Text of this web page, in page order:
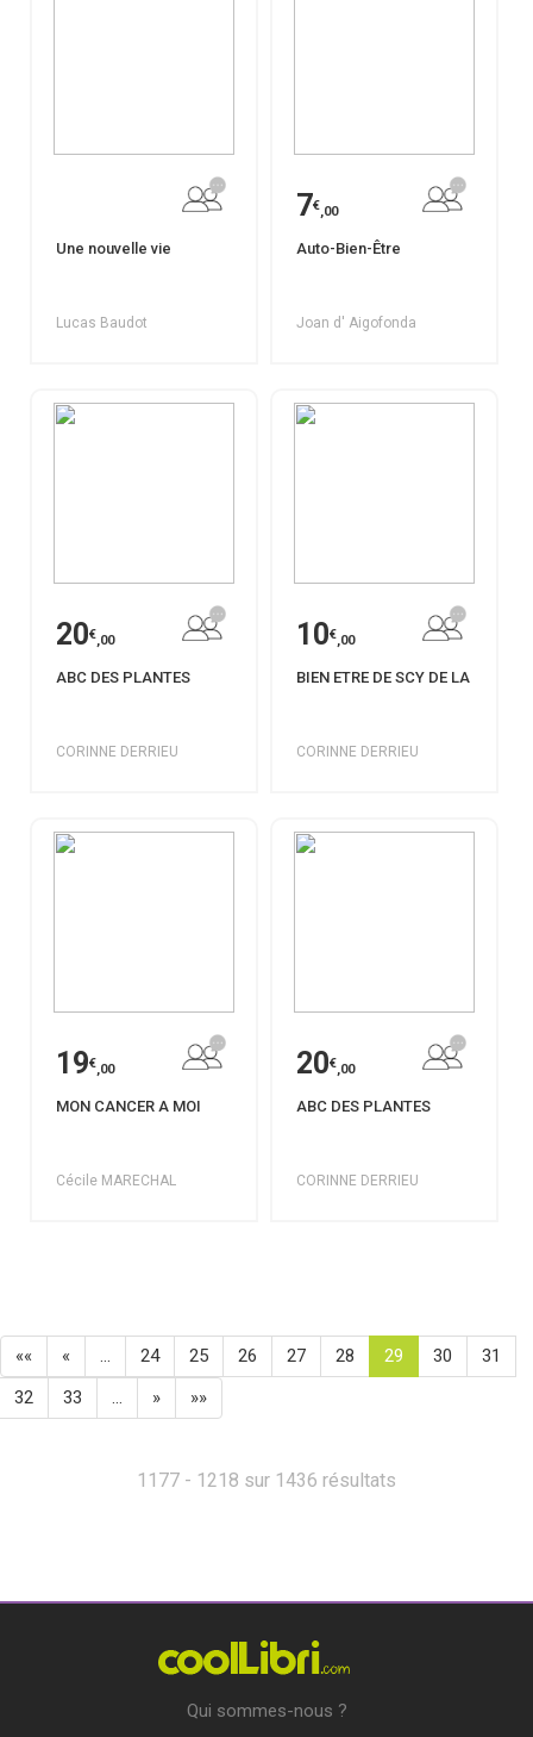
Une nouvelle vie
Lucas Baudot
7€,00
Auto-Bien-Être
Joan d' Aigofonda
20€,00
ABC DES PLANTES
CORINNE DERRIEU
10€,00
BIEN ETRE DE SCY DE LA
CORINNE DERRIEU
19€,00
MON CANCER A MOI
Cécile MARECHAL
20€,00
ABC DES PLANTES
CORINNE DERRIEU
«« « … 24 25 26 27 28 29 30
31
32
33 … » »»
1177 - 1218 sur 1436 résultats
Qui sommes-nous ?